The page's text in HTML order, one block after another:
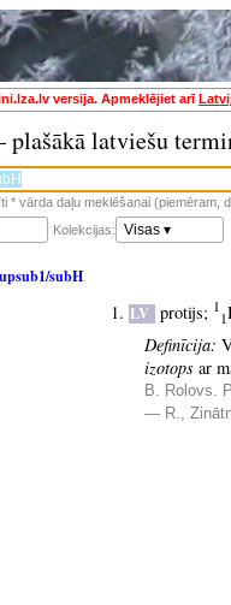
versija. Apmeklējiet arī
plašākā latviešu
* vārda daļu meklēšanai (piemēram,
Kolekcijas: Visas ▾
subH
LV protijs; 1
1
Definīcija:
izotops ar
B. Rolovs.
— R.,